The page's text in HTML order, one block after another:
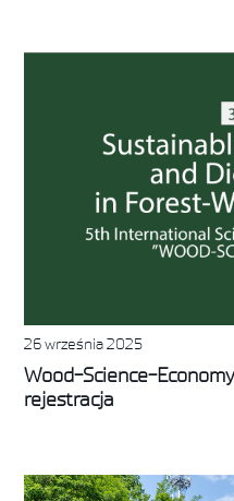
26 września 2025
Wood-Science-
rejestracja